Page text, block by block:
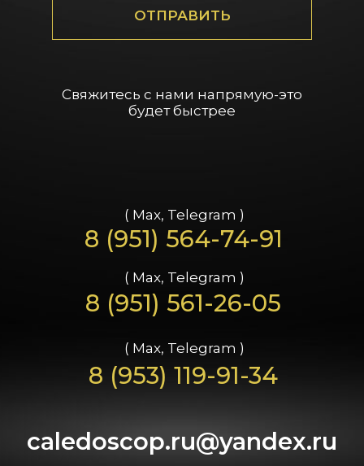
Свяжитесь с нами напрямую-это
будет быстрее
caledoscop.ru@yandex.ru
( Max, Telegram )
( Max, Telegram )
( Max, Telegram )
8 (951) 561-26-05
8 (953) 119-91-34
8 (951) 564-74-91
ОТПРАВИТЬ